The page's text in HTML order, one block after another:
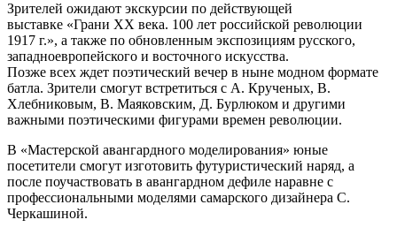
Зрителей ожидают экскурсии по действующей
выставке «Грани ХХ века. 100 лет российской революции
1917 г.», а также по обновленным экспозициям русского,
западноевропейского и восточного искусства.
Позже всех ждет поэтический вечер в ныне модном формате
батла. Зрители смогут встретиться с А. Крученых, В.
Хлебниковым, В. Маяковским, Д. Бурлюком и другими
важными поэтическими фигурами времен революции.
В «Мастерской авангардного моделирования» юные
посетители смогут изготовить футуристический наряд, а
после поучаствовать в авангардном дефиле наравне с
профессиональными моделями самарского дизайнера С.
Черкашиной.